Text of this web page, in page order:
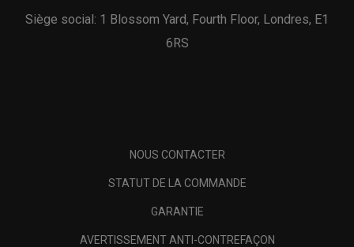
Siège social: 1 Blossom Yard, Fourth Floor, Londres, E1
6RS
NOUS CONTACTER
STATUT DE LA COMMANDE
GARANTIE
AVERTISSEMENT ANTI-CONTREFAÇON